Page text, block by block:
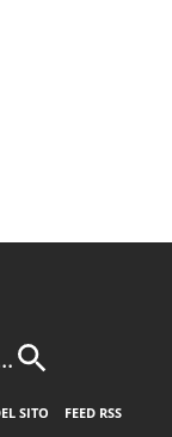
SITO
FEED RSS